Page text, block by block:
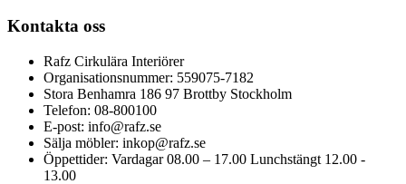
Kontakta oss
Rafz Cirkulära Interiörer
Organisationsnummer: 559075-7182
Stora Benhamra 186 97 Brottby Stockholm
Telefon: 08-800100
E-post: info@rafz.se
Sälja möbler: inkop@rafz.se
Öppettider: Vardagar 08.00 – 17.00 Lunchstängt 12.00 -
13.00